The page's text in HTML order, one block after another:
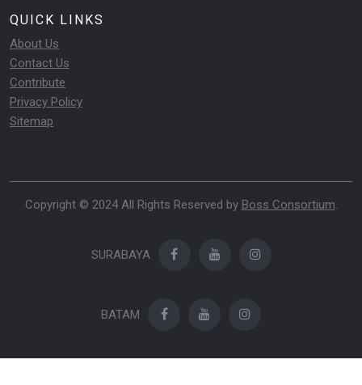
QUICK LINKS
About Us
Contact Us
Contribute
Privacy Policy
Sitemap
Copyright © 2024 All Rights Reserved by Boss Consortium.
SURABAYA
BATAM